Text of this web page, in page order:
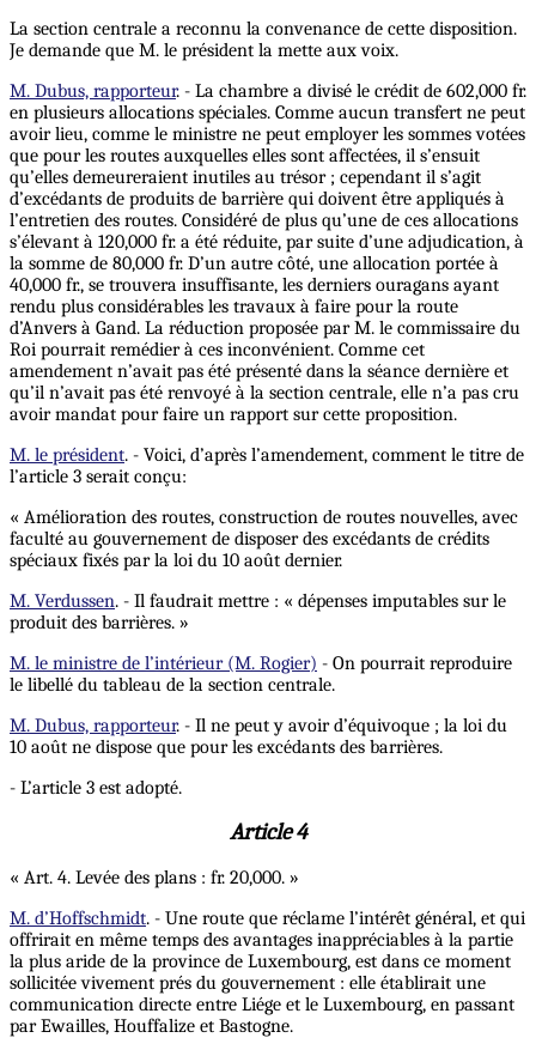
La section centrale a reconnu la convenance de cette disposition.
Je demande que M. le président la mette aux voix.
M. Dubus, rapporteur. - La chambre a divisé le crédit de 602,000 fr.
en plusieurs allocations spéciales. Comme aucun transfert ne peut
avoir lieu, comme le ministre ne peut employer les sommes votées
que pour les routes auxquelles elles sont affectées, il s’ensuit
qu’elles demeureraient inutiles au trésor ; cependant il s’agit
d’excédants de produits de barrière qui doivent être appliqués à
l’entretien des routes. Considéré de plus qu’une de ces allocations
s’élevant à 120,000 fr. a été réduite, par suite d’une adjudication, à
la somme de 80,000 fr. D’un autre côté, une allocation portée à
40,000 fr., se trouvera insuffisante, les derniers ouragans ayant
rendu plus considérables les travaux à faire pour la route
d’Anvers à Gand. La réduction proposée par M. le commissaire du
Roi pourrait remédier à ces inconvénient. Comme cet
amendement n’avait pas été présenté dans la séance dernière et
qu’il n’avait pas été renvoyé à la section centrale, elle n’a pas cru
avoir mandat pour faire un rapport sur cette proposition.
M. le président. - Voici, d’après l’amendement, comment le titre de
l’article 3 serait conçu:
« Amélioration des routes, construction de routes nouvelles, avec
faculté au gouvernement de disposer des excédants de crédits
spéciaux fixés par la loi du 10 août dernier.
M. Verdussen. - Il faudrait mettre : « dépenses imputables sur le
produit des barrières. »
M. le ministre de l’intérieur (M. Rogier) - On pourrait reproduire
le libellé du tableau de la section centrale.
M. Dubus, rapporteur. - Il ne peut y avoir d’équivoque ; la loi du
10 août ne dispose que pour les excédants des barrières.
- L’article 3 est adopté.
Article 4
« Art. 4. Levée des plans : fr. 20,000. »
M. d’Hoffschmidt. - Une route que réclame l’intérêt général, et qui
offrirait en même temps des avantages inappréciables à la partie
la plus aride de la province de Luxembourg, est dans ce moment
sollicitée vivement prés du gouvernement : elle établirait une
communication directe entre Liége et le Luxembourg, en passant
par Ewailles, Houffalize et Bastogne.